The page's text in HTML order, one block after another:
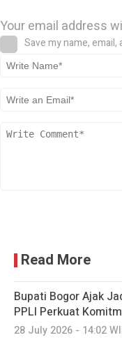
Your email address
Save my name,
Read More
Bupati Bogor Ajak
PPLI Perkuat
28 July 2026 - 14:02